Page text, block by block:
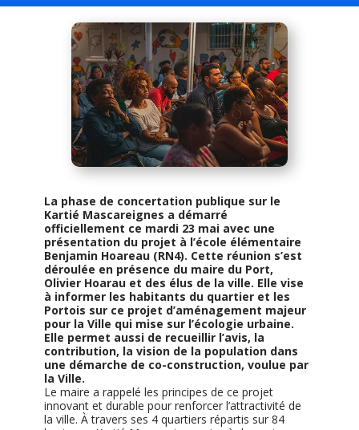
La phase de concertation publique sur le
Kartié Mascareignes a démarré
officiellement ce mardi 23 mai avec une
présentation du projet à l’école élémentaire
Benjamin Hoareau (RN4). Cette réunion s’est
déroulée en présence du maire du Port,
Olivier Hoarau et des élus de la ville. Elle vise
à informer les habitants du quartier et les
Portois sur ce projet d’aménagement majeur
pour la Ville qui mise sur l’écologie urbaine.
Elle permet aussi de recueillir l’avis, la
contribution, la vision de la population dans
une démarche de co-construction, voulue par
la Ville.
Le maire a rappelé les principes de ce projet
innovant et durable pour renforcer l’attractivité de
la ville. À travers ses 4 quartiers répartis sur 84